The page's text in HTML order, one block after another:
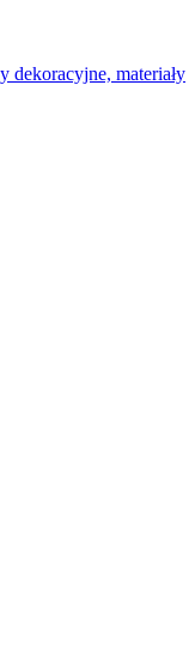
dekoracyjne, materiały